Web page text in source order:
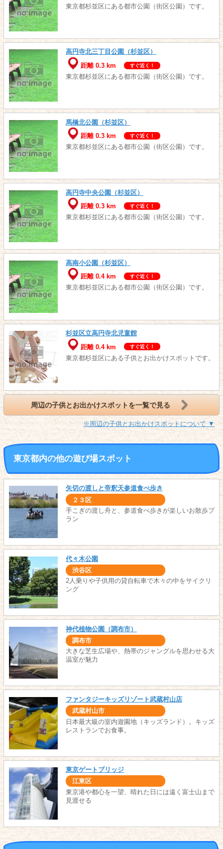
東京都杉並区にある都市公園（街区公園）です。
高円寺北三丁目公園（杉並区）
距離 0.3 km
すぐ近く！
東京都杉並区にある都市公園（街区公園）です。
馬橋北公園（杉並区）
距離 0.3 km
すぐ近く！
東京都杉並区にある都市公園（街区公園）です。
高円寺中央公園（杉並区）
距離 0.3 km
すぐ近く！
東京都杉並区にある都市公園（街区公園）です。
高南小公園（杉並区）
距離 0.4 km
すぐ近く！
東京都杉並区にある都市公園（街区公園）です。
杉並区立高円寺北児童館
距離 0.4 km
すぐ近く！
東京都杉並区にある子供とお出かけスポットです。
周辺の子供とお出かけスポットを一覧で見る
※周辺の子供とお出かけスポットについて ▼
東京都内の他の遊び場スポット
矢切の渡しと帝釈天参道食べ歩き
２３区
手こぎの渡し舟と、参道食べ歩きが楽しいお散歩プ
ラン
代々木公園
渋谷区
2人乗りや子供用の貸自転車で木々の中をサイクリ
ング
神代植物公園（調布市）
調布市
大きな芝生広場や、熱帯のジャングルを思わせる大
温室が魅力
ファンタジーキッズリゾート武蔵村山店
武蔵村山市
日本最大級の室内遊園地（キッズランド）。キッズ
レストランでお食事。
東京ゲートブリッジ
江東区
東京港や都心を一望、晴れた日には遠く富士山まで
見渡せる